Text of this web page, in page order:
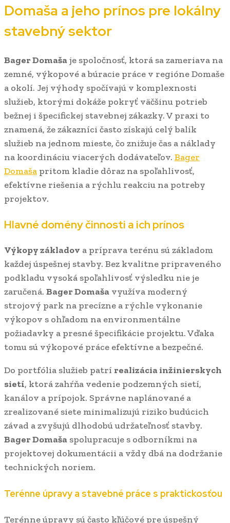
Domaša a jeho prínos pre lokálny
stavebný sektor
Bager Domašaje spoločnosť, ktorá sa zameriava na
zemné, výkopové a búracie práce v regióne Domaše
a okolí. Jej výhody spočívajú v komplexnosti
služieb, ktorými dokáže pokryť väčšinu potrieb
bežnej i špecifickej stavebnej zákazky. V praxi to
znamená, že zákazníci často získajú celý balík
služieb na jednom mieste, čo znižuje čas a náklady
na koordináciu viacerých dodávateľov. Bager
Domaša pritom kladie dôraz na spoľahlivosť,
efektívne riešenia a rýchlu reakciu na potreby
projektov.
Hlavné domény činnosti a ich prínos
Výkopy základov a príprava terénu sú základom
každej úspešnej stavby. Bez kvalitne pripraveného
podkladu vysoká spoľahlivosť výsledku nie je
zaručená. Bager Domaša využíva moderný
strojový park na precízne a rýchle vykonanie
výkopov s ohľadom na environmentálne
požiadavky a presné špecifikácie projektu. Vďaka
tomu sú výkopové práce efektívne a bezpečné.
Do portfólia služieb patrí realizácia inžinierskych
sietí, ktorá zahŕňa vedenie podzemných sietí,
kanálov a prípojok. Správne naplánované a
zrealizované siete minimalizujú riziko budúcich
závad a zvyšujú dlhodobú udržateľnosť stavby.
Bager Domaša spolupracuje s odborníkmi na
projektovej dokumentácii a vždy dbá na dodržanie
technických noriem.
Terénne úpravy a stavebné práce s praktickosťou
Terénne úpravy sú často kľúčové pre úspešný